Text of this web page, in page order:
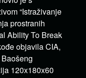
“Istraživanje
prostranih
Ability To Break
objavila CIA,
120x180x60